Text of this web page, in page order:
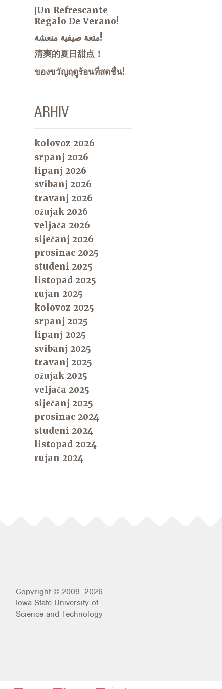
¡Un Refrescante
Regalo De Verano!
متعة صيفية منعشة!
清爽的夏日甜点！
ของขวัญฤดูร้อนที่สดชื่น!
ARHIV
kolovoz 2026
srpanj 2026
lipanj 2026
svibanj 2026
travanj 2026
ožujak 2026
veljača 2026
siječanj 2026
prosinac 2025
studeni 2025
listopad 2025
rujan 2025
kolovoz 2025
srpanj 2025
lipanj 2025
svibanj 2025
travanj 2025
ožujak 2025
veljača 2025
siječanj 2025
prosinac 2024
studeni 2024
listopad 2024
rujan 2024
Copyright © 2009–2026
Iowa State University of
Science and Technology